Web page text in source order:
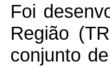
Foi
Região
conjunto